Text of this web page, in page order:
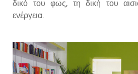
δικό του φως, τη δική του
ενέργεια.